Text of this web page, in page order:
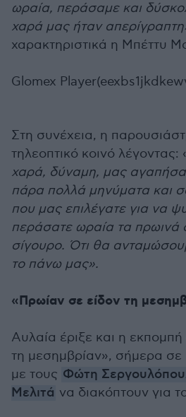
ωραία, περάσαμε και
χαρά μας ήταν
χαρακτηριστικά η Μπέττυ
Glomex
Στη συνέχεια, η
τηλεοπτικό κοινό λέγοντας:
χαρά, δύναμη, μας
πάρα πολλά μηνύματα και
που μας επιλέγατε για να
περάσατε ωραία τα πρωινά
σίγουρο. Ότι θα
το πάνω μας».
«Πρωίαν σε είδον τη
Αυλαία έριξε και η
τη μεσημβρίαν», σήμερα σε
με τους Φώτη
Μελιτά να διακόπτουν για